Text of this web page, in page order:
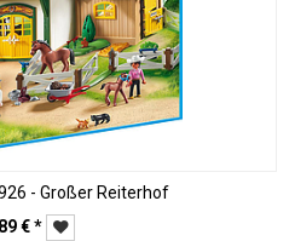
- Großer Reiterhof
€*